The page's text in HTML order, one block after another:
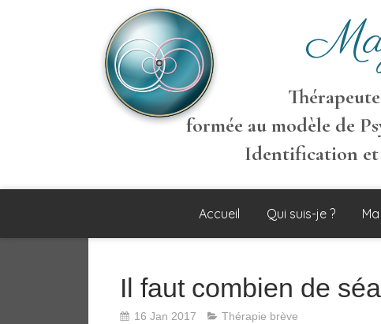
formée au modèle de
Identification et
Accueil Qui suis-je ?
Il faut combien de
16 Jan 2017 Thérapie brève